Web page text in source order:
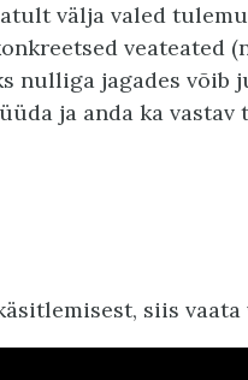
välja valed
veateated
nulliga jagades võib
ja anda ka vastav
siis vaata